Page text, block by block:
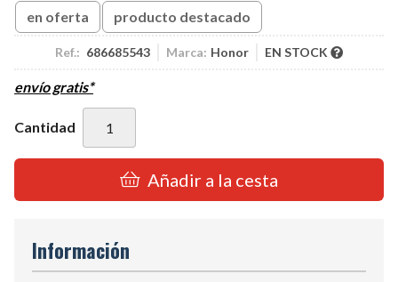
en oferta producto destacado
Ref.: 686685543 Marca: Honor EN STOCK
envío gratis*
Cantidad
Añadir a la cesta
Información